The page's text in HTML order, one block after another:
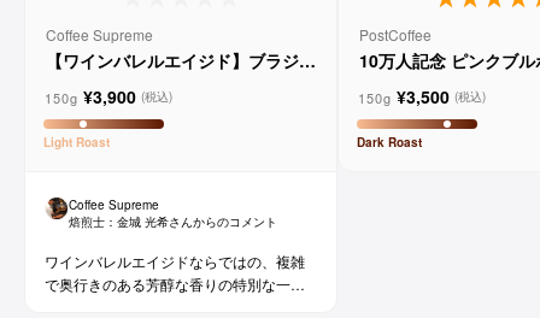
Coffee Supreme
【ワインバレルエイジド】ブラジル
ョ
150g ¥3,900 (税込)
Light Roast
Coffee Supreme
焙煎士： 金城 光希さんからのコメント
ワインバレルエイジドならではの、複雑
で奥行きのある芳醇な香りの特別な一杯
PostCoffee
10万人記念 ピンクブ
150g ¥3,500 (税込)
Dark Roast